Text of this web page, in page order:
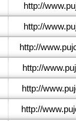
http://
http://
http://
http://
http://
http://